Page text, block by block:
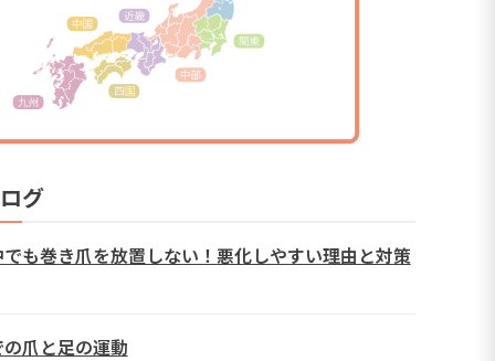
グ
も巻き爪を放置しない！悪化しやすい理由と対策
爪と足の運動